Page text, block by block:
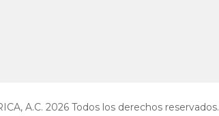
A.C. 2026 Todos los derechos reservados.